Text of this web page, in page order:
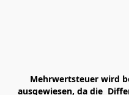
Mehrwertsteuer wird
ausgewiesen, da die